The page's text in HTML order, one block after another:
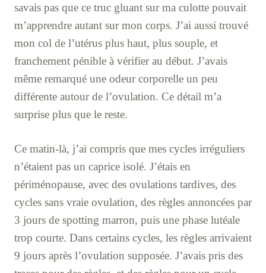
savais pas que ce truc gluant sur ma culotte pouvait
m’apprendre autant sur mon corps. J’ai aussi trouvé
mon col de l’utérus plus haut, plus souple, et
franchement pénible à vérifier au début. J’avais
même remarqué une odeur corporelle un peu
différente autour de l’ovulation. Ce détail m’a
surprise plus que le reste.
Ce matin-là, j’ai compris que mes cycles irréguliers
n’étaient pas un caprice isolé. J’étais en
périménopause, avec des ovulations tardives, des
cycles sans vraie ovulation, des règles annoncées par
3 jours de spotting marron, puis une phase lutéale
trop courte. Dans certains cycles, les règles arrivaient
9 jours après l’ovulation supposée. J’avais pris des